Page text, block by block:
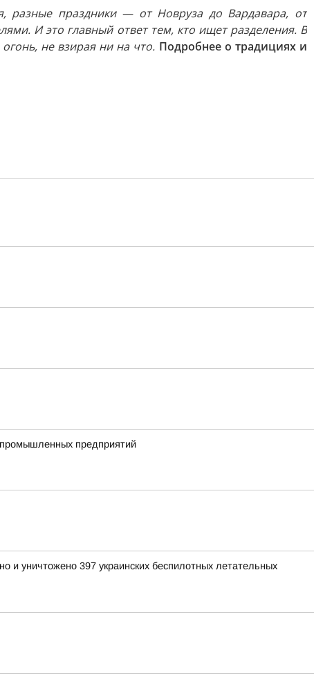
разные праздники — от Новруза до Вардавара, от
И это главный ответ тем, кто ищет разделения. В
не взирая ни на что. Подробнее о традициях и
предприятий
уничтожено 397 украинских беспилотных летательных